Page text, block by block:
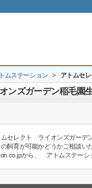
ムステーション > アトムセ
ンズガーデン稲毛園
セレクト ライオンズガーデ
飼育が可能かどうかご相談
から、 アトムステーシ